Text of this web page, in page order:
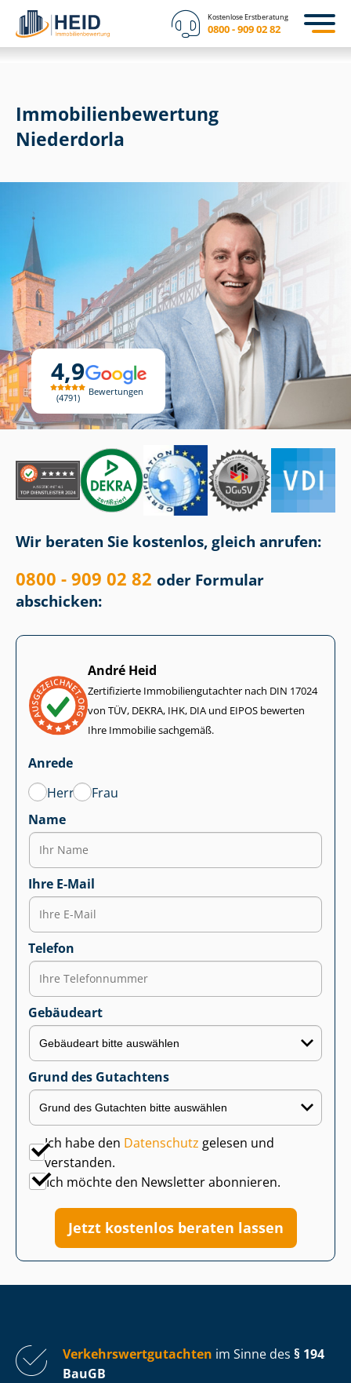
Kostenlose Erstberatung
0800 - 909 02 82
4,9
4791
Bewertungen
Immobilien­bewertung
Niederdorla
Wir beraten Sie kostenlos, gleich anrufen:
0800 - 909 02 82 oder Formular
abschicken:
André Heid
Zertifizierte Im­mo­bi­li­en­gut­ach­ter nach DIN 17024
von TÜV, DEKRA, IHK, DIA und EIPOS bewerten
Ihre Immobilie sachgemäß.
Anrede
Herr
Frau
Name
Ihre E-Mail
Telefon
Gebäudeart
Grund des Gutachtens
Ich habe den Datenschutz gelesen und
verstanden.
Ich möchte den Newsletter abonnieren.
Jetzt kostenlos beraten lassen
Ver­kehrs­wert­gut­ach­ten im Sinne des § 194
BauGB